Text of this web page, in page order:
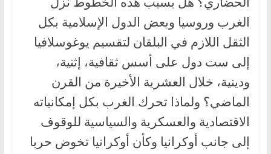
الغرب وروسيا وبعض الدول الإسلامية بكل
الثقل اللازم في البلقان لتقسيم يوغوسلافيا
إلى ست دول على أسس ثقافية، إثنية،
ودينية، خلال العشرية الأخيرة من القرن
الماضي؟ ولماذا تحرك الغرب بكل إمكانياته
الاقتصادية والعسكرية والسياسية للوقوف
إلى جانب أوكرانيا وكأن أوكرانيا تخوض حربا